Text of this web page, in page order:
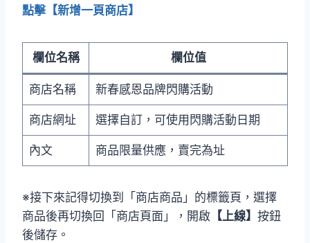
點擊【新增一頁商店】
欄位名稱 欄位值
商店名稱 新春感恩品牌閃購活動
商店網址 選擇自訂，可使用閃購活動日期
內文 商品限量供應，賣完為址
※接下來記得切換到「商店商品」的標籤頁，選擇
商品後再切換回「商店頁面」，開啟 【上線】 按鈕
後儲存。